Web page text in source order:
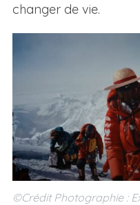
changer de vie.
©Crédit Photographie :